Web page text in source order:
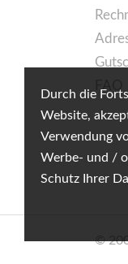
Durch die
Website,
Verwendung
Werbe- und /
Schutz Ihrer
©